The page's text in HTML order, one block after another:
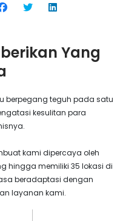
Yang
berpegang teguh pada satu
kesulitan para
kami dipercaya oleh
hingga memiliki 35 lokasi di
beradaptasi dengan
layanan kami.